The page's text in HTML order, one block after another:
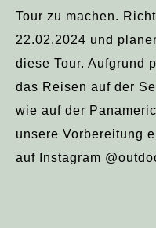
Tour zu machen.
22.02.2024 und
diese Tour. Aufgrund
das Reisen auf der
wie auf der
unsere Vorbereitung
auf Instagram